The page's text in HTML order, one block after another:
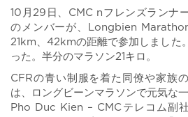
10月29日、CMC nフレンズランナ
のメンバーが、Longbien
21km、42kmの距離で参加しました
った。半分のマラソン21キロ。
CFRの青い制服を着た同僚や家族
は、ロングビーンマラソンで元気な
Pho Duc Kien – CMCテレコム副